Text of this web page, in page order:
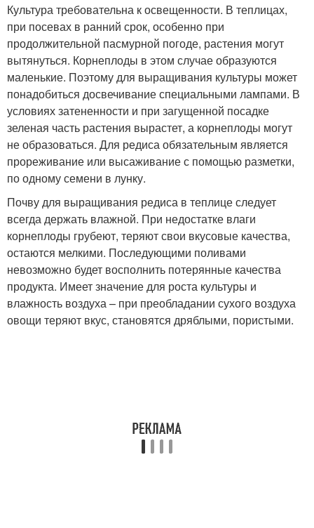
Культура требовательна к освещенности. В теплицах,
при посевах в ранний срок, особенно при
продолжительной пасмурной погоде, растения могут
вытянуться. Корнеплоды в этом случае образуются
маленькие. Поэтому для выращивания культуры может
понадобиться досвечивание специальными лампами. В
условиях затененности и при загущенной посадке
зеленая часть растения вырастет, а корнеплоды могут
не образоваться. Для редиса обязательным является
прореживание или высаживание с помощью разметки,
по одному семени в лунку.
Почву для выращивания редиса в теплице следует
всегда держать влажной. При недостатке влаги
корнеплоды грубеют, теряют свои вкусовые качества,
остаются мелкими. Последующими поливами
невозможно будет восполнить потерянные качества
продукта. Имеет значение для роста культуры и
влажность воздуха – при преобладании сухого воздуха
овощи теряют вкус, становятся дряблыми, пористыми.